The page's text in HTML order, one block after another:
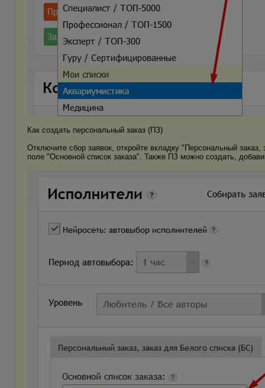
Как создать персональный заказ (ПЗ)
Отключите сбор заявок, откройте вкладку "Персональный
поле "Основной список заказа". Также ПЗ можно создать,